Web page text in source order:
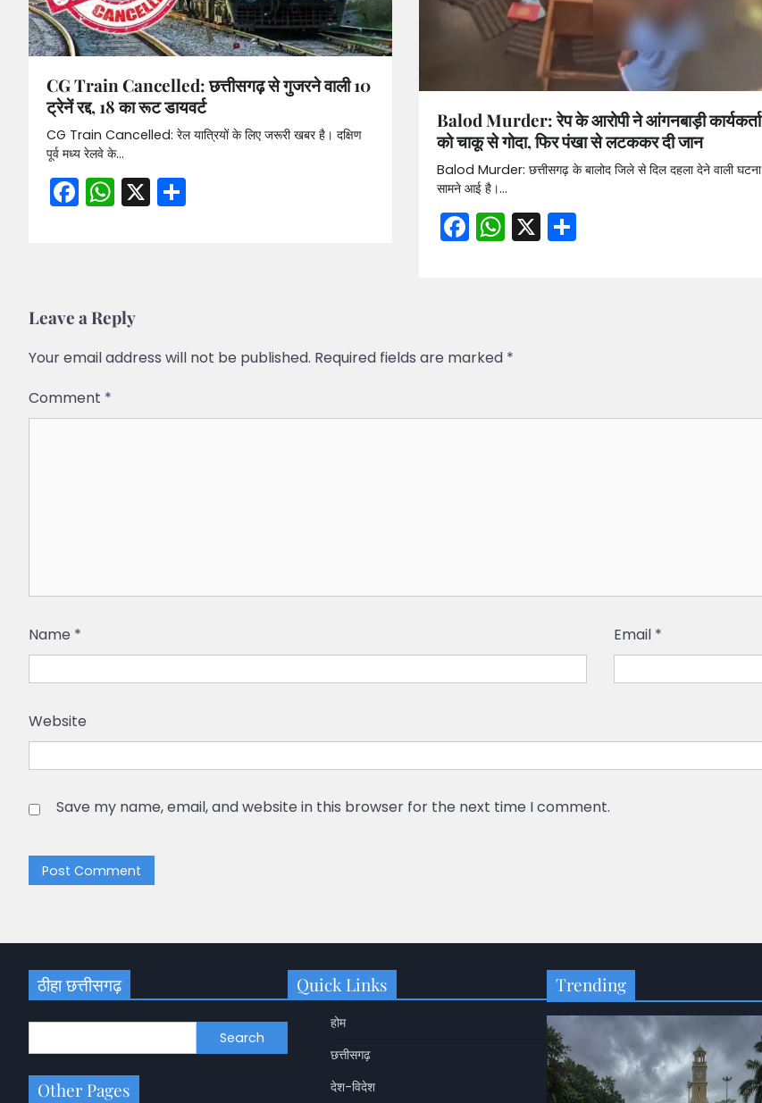
CG Train Cancelled: छत्तीसगढ़ से गुजरने वाली 10
ट्रेनें रद्द, 18 का रूट डायवर्ट
CG Train Cancelled: रेल यात्रियों के लिए जरूरी खबर है। दक्षिण
पूर्व मध्य रेलवे के…
Facebook
WhatsApp
X
Balod Murder: रेप के आरोपी ने आंगनबाड़ी कार्यकर्ता
को चाकू से गोदा, फिर पंखा से लटककर दी जान
Balod Murder: छत्तीसगढ़ के बालोद जिले से दिल दहला देने वाली घटना
सामने आई है।…
Facebook
WhatsApp
X Share
Leave a Reply
Your email address will not be published. Required fields are marked *
Comment *
Name * Email *
Website
Save my name, email, and website in this browser for the next time I comment.
ठीहा छत्तीसगढ़
Search
Other Pages
Quick Links
होम
छत्तीसगढ़
देश-विदेश
Trending